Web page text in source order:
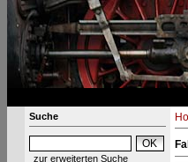
Suche
zur erweiterten Suche